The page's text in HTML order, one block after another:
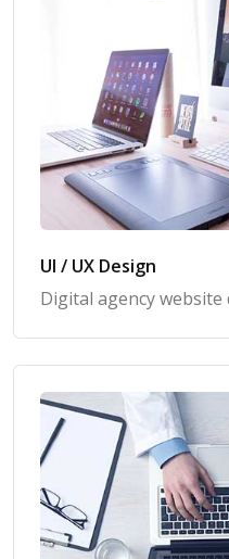
UI / UX Design
Digital agency